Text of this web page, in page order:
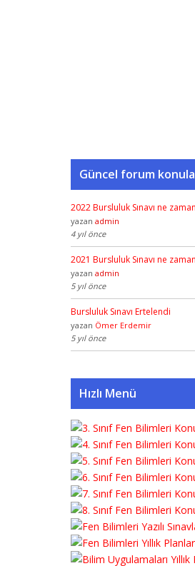
Güncel forum
2022 Bursluluk Sınavı ne
yazan admin
4 yıl önce
2021 Bursluluk Sınavı ne
yazan admin
5 yıl önce
Bursluluk Sınavı Ertelendi
yazan Ömer Erdemir
5 yıl önce
Hızlı Menü